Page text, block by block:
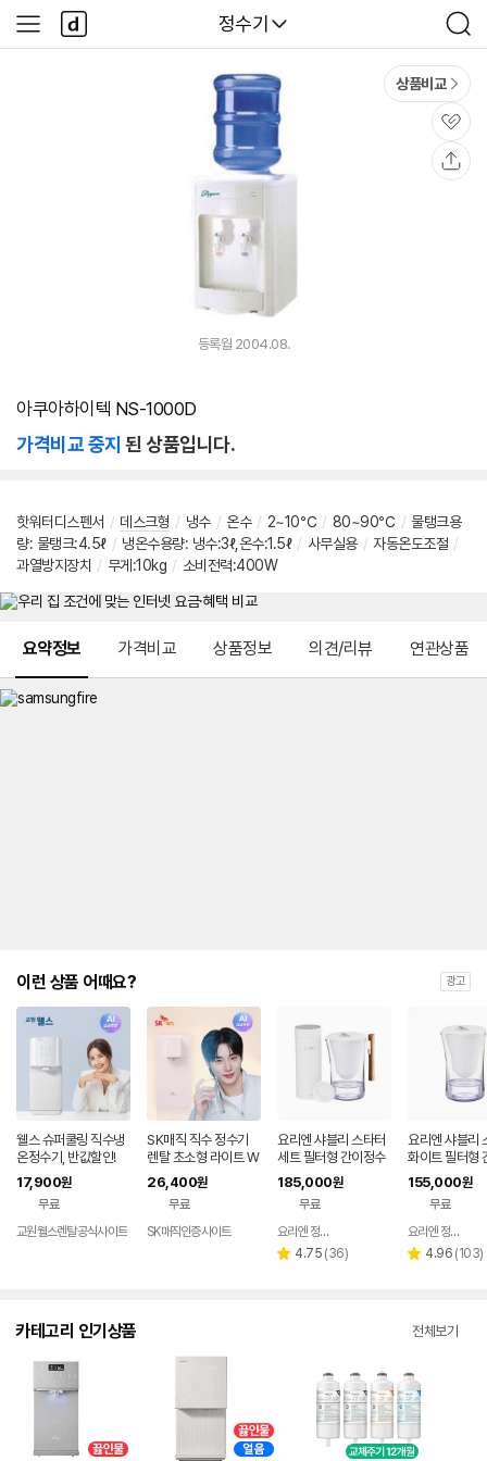
다나와
정수기
검
색
사
이
다
나
와
상품비교
관
심
등록월 2004.08.
아쿠아하이텍 NS-1000D
가격비교 중지 된 상품입니다.
핫워터디스펜서 / 데스크형 / 냉수 / 온수 / 2~10℃ / 80~90℃ / 물탱크용
량: 물탱크:4.5ℓ / 냉온수용량: 냉수:3ℓ,온수:1.5ℓ / 사무실용 / 자동온도조절 /
과열방지장치 / 무게:10kg / 소비전력:400W
요약정보 가격비교 상품정보 의견/리뷰 연관상품
이런 상품 어때요? 광고
웰스 슈퍼쿨링 직수냉
온정수기, 반값할인!
17,900원
무료
교원웰스렌탈공식사이트
SK매직 직수 정수기
렌탈 초소형 라이트 W
PU-JAC125S 가정
용 미네랄 추천 살균 미
니 냉온 100도 스텐레
스 데스크탑 84개월약
26,400원
무료
SK매직인증사이트
요리엔 샤블리 스타터
세트 필터형 간이정수
기 (본품 + 필터 3pac
ks)
185,000원
무료
페이
요리엔 정수기 공식몰
별 4.75 리
(36)
요리엔 샤블리
화이트 필터형
수기 ( 필터 1개
155,000원
무료
요리엔 정수기 공식몰
별 4.96 리
(103)
카테고리 인기상품 전체보기